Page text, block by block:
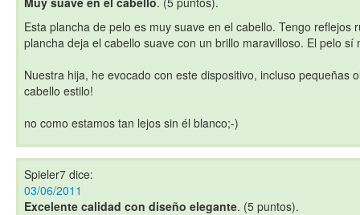
Esta plancha de pelo es muy suave en el cabello. Tengo reflejos
plancha deja el cabello suave con un brillo maravilloso. El pelo sí
Nuestra hija, he evocado con este dispositivo, incluso pequeñas
cabello estilo!
no como estamos tan lejos sin él blanco;-)
Spieler7 dice:
03/06/2011
Excelente calidad con diseño elegante. (5 puntos).